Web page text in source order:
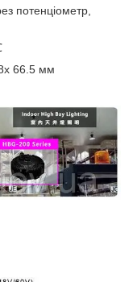
потенціометр,
66.5 мм